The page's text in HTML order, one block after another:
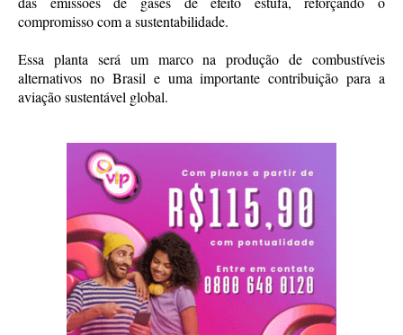
compromisso com a sustentabilidade.
Essa planta será um marco na produção de combustíveis
alternativos no Brasil e uma importante contribuição para a
aviação sustentável global.